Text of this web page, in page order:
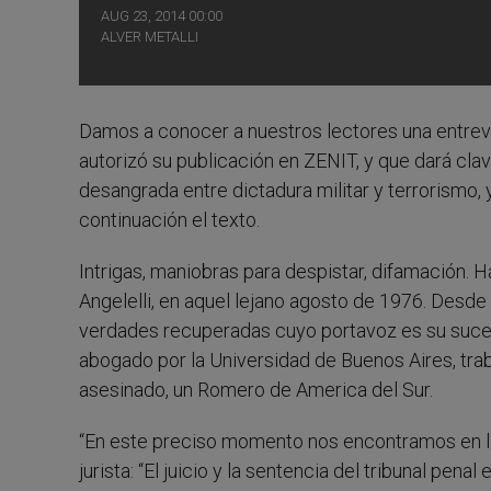
AUG 23, 2014 00:00
ALVER METALLI
Damos a conocer a nuestros lectores una
autorizó su publicación en ZENIT, y que dará
desangrada entre dictadura militar y terrorismo,
continuación el texto.
Intrigas, maniobras para despistar, difamación.
Angelelli, en aquel lejano agosto de 1976.
verdades recuperadas cuyo portavoz es su
abogado por la Universidad de Buenos Aires,
asesinado, un Romero de America del Sur.
“En este preciso momento nos encontramos
jurista: “El juicio y la sentencia del tribunal